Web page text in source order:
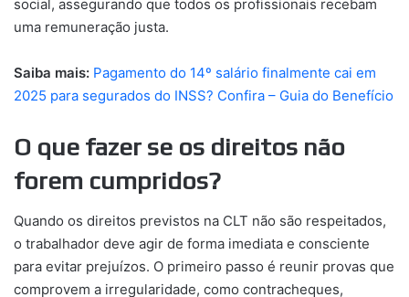
social, assegurando que todos os profissionais recebam
uma remuneração justa.
Saiba mais: Pagamento do 14º salário finalmente cai em
2025 para segurados do INSS? Confira – Guia do Benefício
O que fazer se os direitos não
forem cumpridos?
Quando os direitos previstos na CLT não são respeitados,
o trabalhador deve agir de forma imediata e consciente
para evitar prejuízos. O primeiro passo é reunir provas que
comprovem a irregularidade, como contracheques,